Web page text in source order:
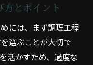
とポイント
には、まず調理工程
選ぶことが大切で
活かすため、過度な